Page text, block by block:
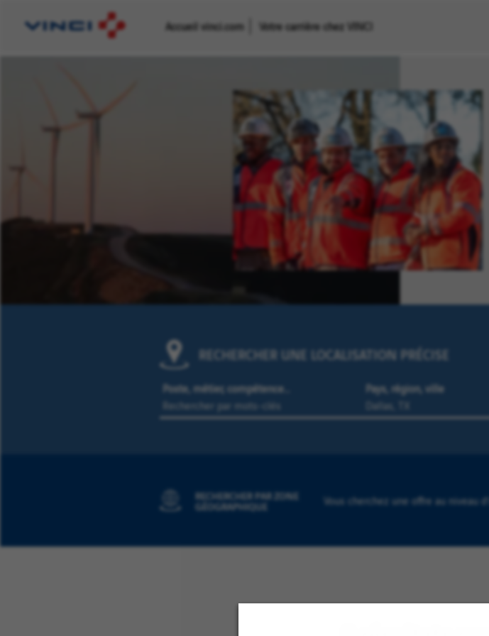
Accueil vinci.com Votre carrière chez VINCI
RECHERCHER UNE LOCALISATION PRÉCISE
Poste, métier, compétence… Pays, région, ville
RECHERCHER PAR ZONE
GÉOGRAPHIQUE Vous cherchez une offre au niveau